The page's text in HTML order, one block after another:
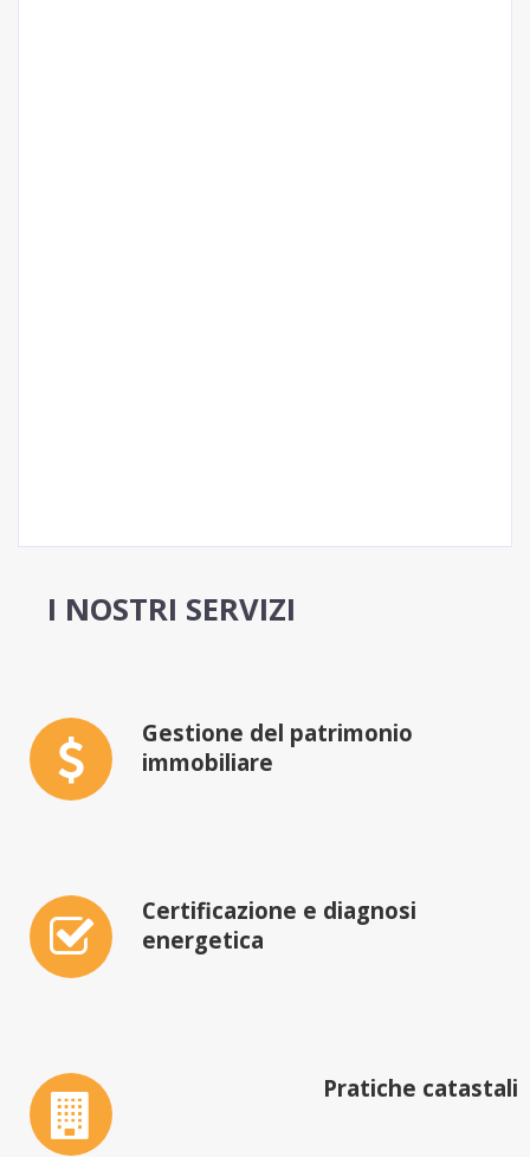
I NOSTRI SERVIZI
Gestione del patrimonio
immobiliare
Certificazione e diagnosi
energetica
Pratiche catastali